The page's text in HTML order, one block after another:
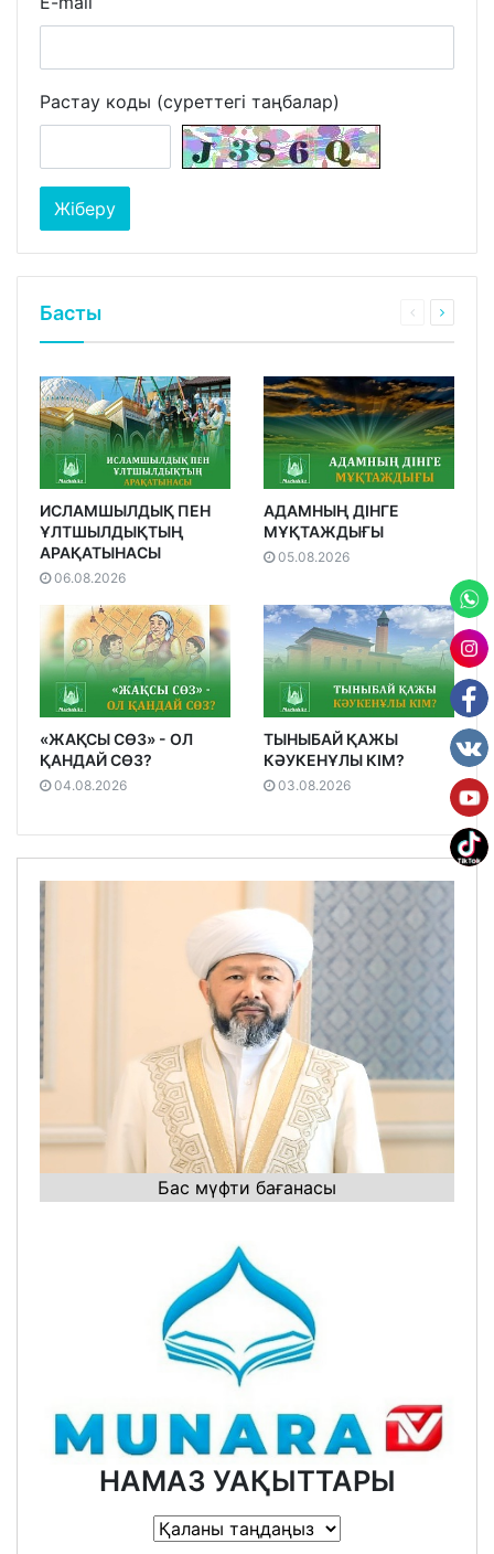
Растау коды (суреттегі таңбалар)
Басты
ИСЛАМШЫЛДЫҚ ПЕН
ҰЛТШЫЛДЫҚТЫҢ
АРАҚАТЫНАСЫ
06.08.2026
АДАМНЫҢ ДІНГЕ
МҰҚТАЖДЫҒЫ
05.08.2026
«ЖАҚСЫ СӨЗ» - ОЛ
ҚАНДАЙ СӨЗ?
04.08.2026
ТЫНЫБАЙ ҚАЖЫ
КӘУКЕНҰЛЫ КІМ?
03.08.2026
Бас мүфти бағанасы
НАМАЗ УАҚЫТТАРЫ